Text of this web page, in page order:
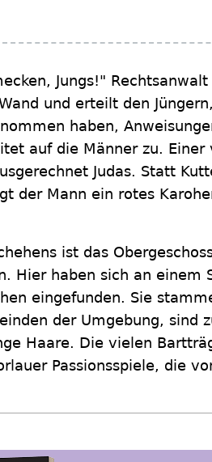
Jungs!"
und erteilt den
haben,
auf die Männer zu.
Judas. Statt
der Mann ein rotes
ist das
Hier haben sich an
eingefunden. Sie
der Umgebung, sind
Haare. Die vielen
Passionsspiele, die